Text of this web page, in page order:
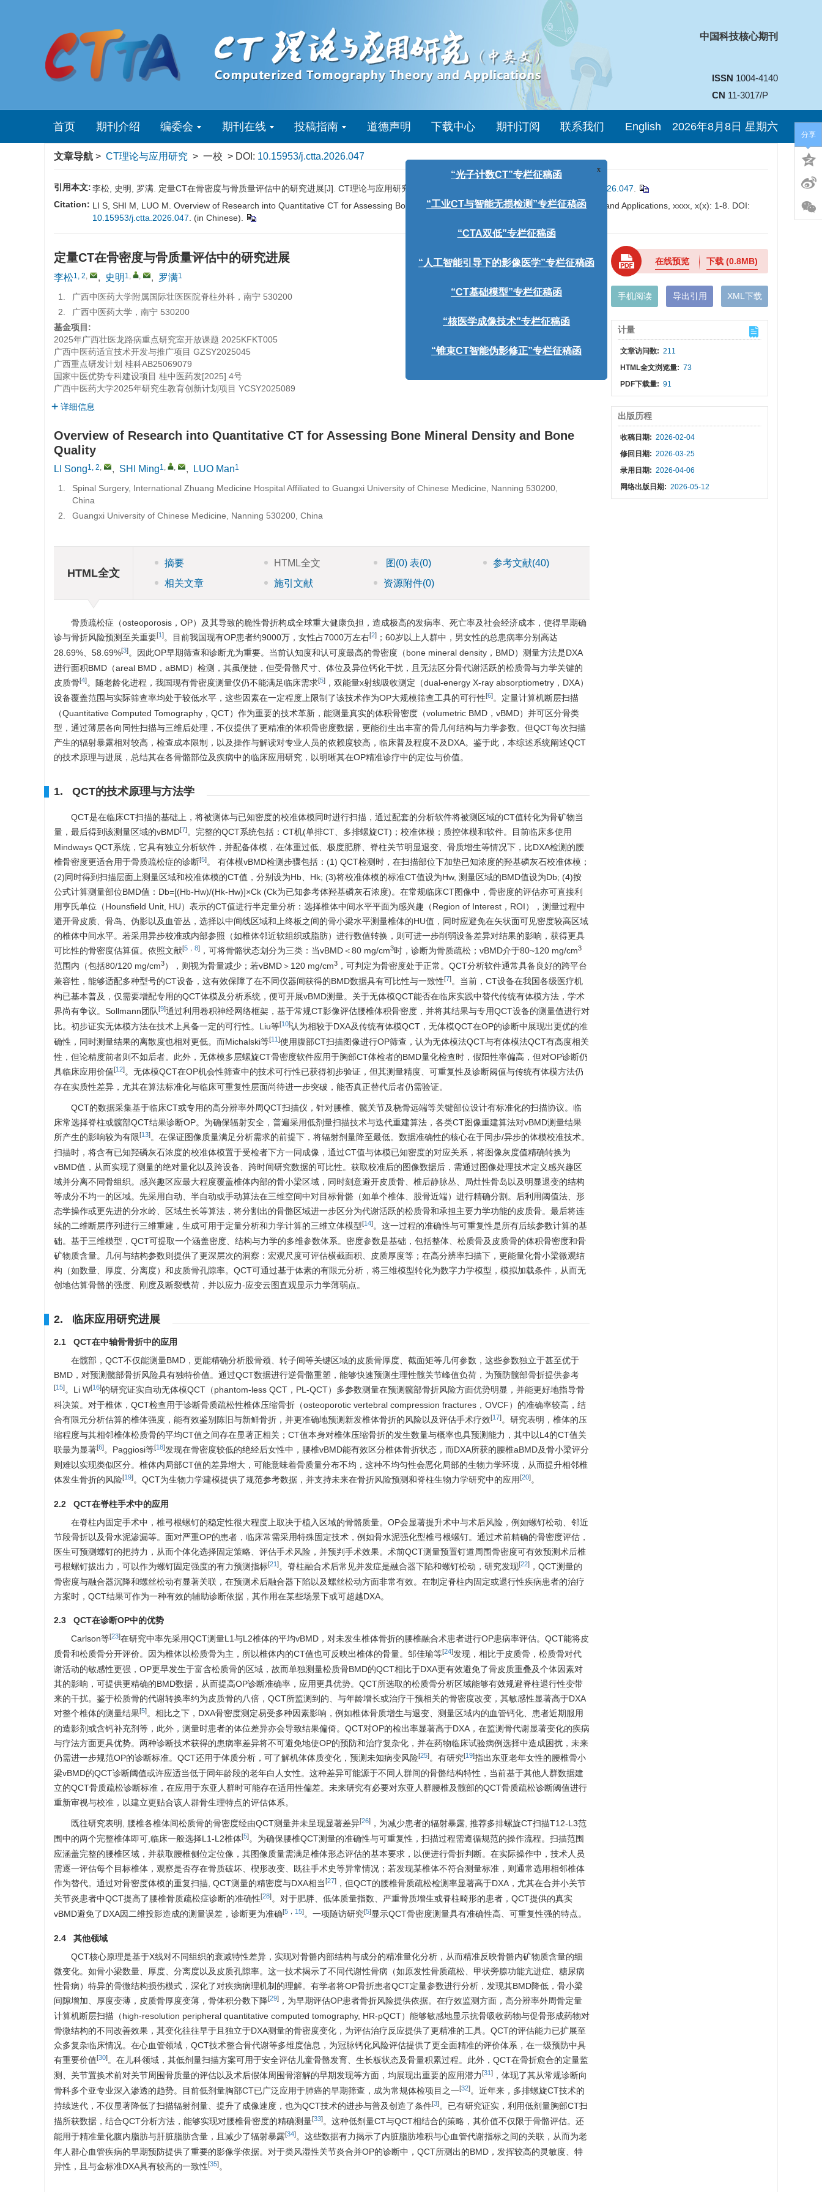
中国科技核心期刊
ISSN 1004-4140
CN 11-3017/P
首页 期刊介绍 编委会 期刊在线 投稿指南 道德声明 下载中心 期刊订阅 联系我们 English 2026年8月8日 星期六
文章导航 > CT理论与应用研究 > 一校 > DOI: 10.15953/j.ctta.2026.047
引用本文:李松, 史明, 罗满. 定量CT在骨密度与骨质量评估中的研究进展[J]. CT理论与应用研究（中英文）, xxxx, x(x): 1-8. DOI: 10.15953/j.ctta.2026.047
Citation: LI S, SHI M, LUO M. Overview of Research into Quantitative CT for Assessing Bone Mineral Density and Bone Quality[J]. CT Theory and Applications, xxxx, x(x): 1-8. DOI:
10.15953/j.ctta.2026.047 . (in Chinese).
定量CT在骨密度与骨质量评估中的研究进展
李松1, 2, , 史明 1, , , 罗满1
1.
广西中医药大学附属国际壮医医院脊柱外科，南宁 530200
2.
广西中医药大学，南宁 530200
基金项目:
2025年广西壮医龙路病重点研究室开放课题 2025KFKT005
广西中医药适宜技术开发与推广项目 GZSY2025045
广西重点研发计划 桂科AB25069079
国家中医优势专科建设项目 桂中医药发[2025] 4号
广西中医药大学2025年研究生教育创新计划项目 YCSY2025089
详细信息
Overview of Research into Quantitative CT for Assessing Bone Mineral Density and Bone
Quality
LI Song1, 2, , SHI Ming1, , , LUO Man1
1.
Spinal Surgery, International Zhuang Medicine Hospital Affiliated to Guangxi University of Chinese Medicine, Nanning 530200,
China
2.
Guangxi University of Chinese Medicine, Nanning 530200, China
HTML全文
摘要 HTML全文 图 (0) 表(0) 参考文献(40)
相关文章
施引文献 资源附件(0)
骨质疏松症（osteoporosis，OP）及其导致的脆性骨折构成全球重大健康负担，造成极高的发病率、死亡率及社会经济成本，使得早期确
诊与骨折风险预测至关重要[1]。目前我国现有OP患者约9000万，女性占7000万左右[2] ；60岁以上人群中，男女性的总患病率分别高达
28.69%、58.69%[3]。因此OP早期筛查和诊断尤为重要。当前认知度和认可度最高的骨密度（bone mineral density，BMD）测量方法是DXA
进行面积BMD（areal BMD，aBMD）检测，其虽便捷，但受骨骼尺寸、体位及异位钙化干扰，且无法区分骨代谢活跃的松质骨与力学关键的
皮质骨[4]。随老龄化进程，我国现有骨密度测量仪仍不能满足临床需求[5] ，双能量x射线吸收测定（dual-energy X-ray absorptiometry，DXA）
设备覆盖范围与实际筛查率均处于较低水平，这些因素在一定程度上限制了该技术作为OP大规模筛查工具的可行性[6]。定量计算机断层扫描
（Quantitative Computed Tomography，QCT）作为重要的技术革新，能测量真实的体积骨密度（volumetric BMD，vBMD）并可区分骨类
型，通过薄层各向同性扫描与三维后处理，不仅提供了更精准的体积骨密度数据，更能衍生出丰富的骨几何结构与力学参数。但QCT每次扫描
产生的辐射暴露相对较高，检查成本限制，以及操作与解读对专业人员的依赖度较高，临床普及程度不及DXA。鉴于此，本综述系统阐述QCT
的技术原理与进展，总结其在各骨骼部位及疾病中的临床应用研究，以明晰其在OP精准诊疗中的定位与价值。
1. QCT的技术原理与方法学
QCT是在临床CT扫描的基础上，将被测体与已知密度的校准体模同时进行扫描，通过配套的分析软件将被测区域的CT值转化为骨矿物当
量，最后得到该测量区域的vBMD[7]。完整的QCT系统包括：CT机(单排CT、多排螺旋CT)；校准体模；质控体模和软件。目前临床多使用
Mindways QCT系统，它具有独立分析软件，并配备体模，在体重过低、极度肥胖、脊柱关节明显退变、骨质增生等情况下，比DXA检测的腰
椎骨密度更适合用于骨质疏松症的诊断[5]。 有体模vBMD检测步骤包括：(1) QCT检测时，在扫描部位下加垫已知浓度的羟基磷灰石校准体模；
(2)同时得到扫描层面上测量区域和校准体模的CT值，分别设为Hb、Hk; (3)将校准体模的标准CT值设为Hw, 测量区域的BMD值设为Db; (4)按
公式计算测量部位BMD值：Db=[(Hb-Hw)/(Hk-Hw)]×Ck (Ck为已知参考体羟基磷灰石浓度)。在常规临床CT图像中，骨密度的评估亦可直接利
用亨氏单位（Hounsfield Unit, HU）表示的CT值进行半定量分析：选择椎体中间水平平面为感兴趣（Region of Interest，ROI），测量过程中
避开骨皮质、骨岛、伪影以及血管丛，选择以中间线区域和上终板之间的骨小梁水平测量椎体的HU值，同时应避免在矢状面可见密度较高区域
的椎体中间水平。若采用异步校准或内部参照（如椎体邻近软组织或脂肪）进行数值转换，则可进一步削弱设备差异对结果的影响，获得更具
可比性的骨密度估算值。依照文献[5 ， 8] ，可将骨骼状态划分为三类：当vBMD＜80 mg/cm3时，诊断为骨质疏松；vBMD介于80~120 mg/cm3
范围内（包括80/120 mg/cm3），则视为骨量减少；若vBMD＞120 mg/cm3 ，可判定为骨密度处于正常。QCT分析软件通常具备良好的跨平台
兼容性，能够适配多种型号的CT设备，这有效保障了在不同仪器间获得的BMD数据具有可比性与一致性[7]。当前，CT设备在我国各级医疗机
构已基本普及，仅需要增配专用的QCT体模及分析系统，便可开展vBMD测量。关于无体模QCT能否在临床实践中替代传统有体模方法，学术
界尚有争议。Sollmann团队[9]通过利用卷积神经网络框架，基于常规CT影像评估腰椎体积骨密度，并将其结果与专用QCT设备的测量值进行对
比。初步证实无体模方法在技术上具备一定的可行性。Liu等[10]认为相较于DXA及传统有体模QCT，无体模QCT在OP的诊断中展现出更优的准
确性，同时测量结果的离散度也相对更低。而Michalski等[11]使用腹部CT扫描图像进行OP筛查，认为无体模法QCT与有体模法QCT有高度相关
性，但论精度前者则不如后者。此外，无体模多层螺旋CT骨密度软件应用于胸部CT体检者的BMD量化检查时，假阳性率偏高，但对OP诊断仍
具临床应用价值[12]。无体模QCT在OP机会性筛查中的技术可行性已获得初步验证，但其测量精度、可重复性及诊断阈值与传统有体模方法仍
存在实质性差异，尤其在算法标准化与临床可重复性层面尚待进一步突破，能否真正替代后者仍需验证。
QCT的数据采集基于临床CT或专用的高分辨率外周QCT扫描仪，针对腰椎、髋关节及桡骨远端等关键部位设计有标准化的扫描协议。临
床常选择脊柱或髋部QCT结果诊断OP。为确保辐射安全，普遍采用低剂量扫描技术与迭代重建算法，各类CT图像重建算法对vBMD测量结果
所产生的影响较为有限[13]。在保证图像质量满足分析需求的前提下，将辐射剂量降至最低。数据准确性的核心在于同步/异步的体模校准技术。
扫描时，将含有已知羟磷灰石浓度的校准体模置于受检者下方一同成像，通过CT值与体模已知密度的对应关系，将图像灰度值精确转换为
vBMD值，从而实现了测量的绝对量化以及跨设备、跨时间研究数据的可比性。获取校准后的图像数据后，需通过图像处理技术定义感兴趣区
域并分离不同骨组织。感兴趣区应最大程度覆盖椎体内部的骨小梁区域，同时刻意避开皮质骨、椎后静脉丛、局灶性骨岛以及明显退变的结构
等成分不均一的区域。先采用自动、半自动或手动算法在三维空间中对目标骨骼（如单个椎体、股骨近端）进行精确分割。后利用阈值法、形
态学操作或更先进的分水岭、区域生长等算法，将分割出的骨骼区域进一步区分为代谢活跃的松质骨和承担主要力学功能的皮质骨。最后将连
续的二维断层序列进行三维重建，生成可用于定量分析和力学计算的三维立体模型[14]。这一过程的准确性与可重复性是所有后续参数计算的基
础。基于三维模型，QCT可提取一个涵盖密度、结构与力学的多维参数体系。密度参数是基础，包括整体、松质骨及皮质骨的体积骨密度和骨
矿物质含量。几何与结构参数则提供了更深层次的洞察：宏观尺度可评估横截面积、皮质厚度等；在高分辨率扫描下，更能量化骨小梁微观结
构（如数量、厚度、分离度）和皮质骨孔隙率。QCT可通过基于体素的有限元分析，将三维模型转化为数字力学模型，模拟加载条件，从而无
创地估算骨骼的强度、刚度及断裂载荷，并以应力-应变云图直观显示力学薄弱点。
2. 临床应用研究进展
2.1 QCT在中轴骨骨折中的应用
在髋部，QCT不仅能测量BMD，更能精确分析股骨颈、转子间等关键区域的皮质骨厚度、截面矩等几何参数，这些参数独立于甚至优于
BMD，对预测髋部骨折风险具有独特价值。通过QCT数据进行逆骨骼重塑，能够快速预测生理性髋关节峰值负荷，为预防髋部骨折提供参考
[15]。Li W[16]的研究证实自动无体模QCT（phantom-less QCT，PL-QCT）多参数测量在预测髋部骨折风险方面优势明显，并能更好地指导骨
科决策。对于椎体，QCT检查用于诊断骨质疏松性椎体压缩骨折（osteoporotic vertebral compression fractures，OVCF）的准确率较高，结
合有限元分析估算的椎体强度，能有效鉴别陈旧与新鲜骨折，并更准确地预测新发椎体骨折的风险以及评估手术疗效[17]。研究表明，椎体的压
缩程度与其相邻椎体松质骨的平均CT值之间存在显著正相关；CT值本身对椎体压缩骨折的发生数量与概率也具预测能力，其中以L4的CT值关
联最为显著[6]。Paggiosi等[18]发现在骨密度较低的绝经后女性中，腰椎vBMD能有效区分椎体骨折状态，而DXA所获的腰椎aBMD及骨小梁评分
则难以实现类似区分。椎体内局部CT值的差异增大，可能意味着骨质量分布不均，这种不均匀性会恶化局部的生物力学环境，从而提升相邻椎
体发生骨折的风险[19]。QCT为生物力学建模提供了规范参考数据，并支持未来在骨折风险预测和脊柱生物力学研究中的应用[20]。
2.2 QCT在脊柱手术中的应用
在脊柱内固定手术中，椎弓根螺钉的稳定性很大程度上取决于植入区域的骨骼质量。OP会显著提升术中与术后风险，例如螺钉松动、邻近
节段骨折以及骨水泥渗漏等。面对严重OP的患者，临床常需采用特殊固定技术，例如骨水泥强化型椎弓根螺钉。通过术前精确的骨密度评估，
医生可预测螺钉的把持力，从而个体化选择固定策略、评估手术风险，并预判手术效果。术前QCT测量预置钉道周围骨密度可有效预测术后椎
弓根螺钉拔出力，可以作为螺钉固定强度的有力预测指标[21]。脊柱融合术后常见并发症是融合器下陷和螺钉松动，研究发现[22] ，QCT测量的
骨密度与融合器沉降和螺丝松动有显著关联，在预测术后融合器下陷以及螺丝松动方面非常有效。在制定脊柱内固定或退行性疾病患者的治疗
方案时，QCT结果可作为一种有效的辅助诊断依据，其作用在某些场景下或可超越DXA。
2.3 QCT在诊断OP中的优势
Carlson等[23]在研究中率先采用QCT测量L1与L2椎体的平均vBMD，对未发生椎体骨折的腰椎融合术患者进行OP患病率评估。QCT能将皮
质骨和松质骨分开评价。因为椎体以松质骨为主，所以椎体内的CT值也可反映出椎体的骨量。邹佳瑜等[24]发现，相比于皮质骨，松质骨对代
谢活动的敏感性更强，OP更早发生于富含松质骨的区域，故而单独测量松质骨BMD的QCT相比于DXA更有效避免了骨皮质重叠及个体因素对
其的影响，可提供更精确的BMD数据，从而提高OP诊断准确率，应用更具优势。QCT所选取的松质骨分析区域能够有效规避脊柱退行性变带
来的干扰。鉴于松质骨的代谢转换率约为皮质骨的八倍，QCT所监测到的、与年龄增长或治疗干预相关的骨密度改变，其敏感性显著高于DXA
对整个椎体的测量结果[5]。相比之下，DXA骨密度测定易受多种因素影响，例如椎体骨质增生与退变、测量区域内的血管钙化、患者近期服用
的造影剂或含钙补充剂等，此外，测量时患者的体位差异亦会导致结果偏倚。QCT对OP的检出率显著高于DXA，在监测骨代谢显著变化的疾病
与疗法方面更具优势。两种诊断技术获得的患病率差异将不可避免地使OP的预防和治疗复杂化，并在药物临床试验病例选择中造成困扰，未来
仍需进一步规范OP的诊断标准。QCT还用于体质分析，可了解机体体质变化，预测未知病变风险[25]。有研究[19]指出东亚老年女性的腰椎骨小
梁vBMD的QCT诊断阈值或许应适当低于同年龄段的老年白人女性。这种差异可能源于不同人群间的骨骼结构特性，当前基于其他人群数据建
立的QCT骨质疏松诊断标准，在应用于东亚人群时可能存在适用性偏差。未来研究有必要对东亚人群腰椎及髋部的QCT骨质疏松诊断阈值进行
重新审视与校准，以建立更贴合该人群骨生理特点的评估体系。
既往研究表明, 腰椎各椎体间松质骨的骨密度经由QCT测量并未呈现显著差异[26] ，为减少患者的辐射暴露, 推荐多排螺旋CT扫描T12-L3范
围中的两个完整椎体即可,临床一般选择L1-L2椎体[5]。为确保腰椎QCT测量的准确性与可重复性，扫描过程需遵循规范的操作流程。扫描范围
应涵盖完整的腰椎区域，并获取腰椎侧位定位像，其图像质量需满足椎体形态评估的基本要求，以便进行骨折判断。在实际操作中，技术人员
需逐一评估每个目标椎体，观察是否存在骨质破坏、楔形改变、既往手术史等异常情况；若发现某椎体不符合测量标准，则通常选用相邻椎体
作为替代。通过对骨密度体模的重复扫描, QCT测量的精密度与DXA相当[27] ，但QCT的腰椎骨质疏松检测率显著高于DXA，尤其在合并小关节
关节炎患者中QCT提高了腰椎骨质疏松症诊断的准确性[28]。对于肥胖、低体质量指数、严重骨质增生或脊柱畸形的患者，QCT提供的真实
vBMD避免了DXA因二维投影造成的测量误差，诊断更为准确[5 ， 15]。一项随访研究[5]显示QCT骨密度测量具有准确性高、可重复性强的特点。
2.4 其他领域
QCT核心原理是基于X线对不同组织的衰减特性差异，实现对骨骼内部结构与成分的精准量化分析，从而精准反映骨骼内矿物质含量的细
微变化。如骨小梁数量、厚度、分离度以及皮质孔隙率。这一技术揭示了不同代谢性骨病（如原发性骨质疏松、甲状旁腺功能亢进症、糖尿病
性骨病）特异的骨微结构损伤模式，深化了对疾病病理机制的理解。有学者将OP骨折患者QCT定量参数进行分析，发现其BMD降低，骨小梁
间隙增加、厚度变薄，皮质骨厚度变薄，骨体积分数下降[29] ，为早期评估OP患者骨折风险提供依据。在疗效监测方面，高分辨率外周骨定量
计算机断层扫描（high-resolution peripheral quantitative computed tomography, HR-pQCT）能够敏感地显示抗骨吸收药物与促骨形成药物对
骨微结构的不同改善效果，其变化往往早于且独立于DXA测量的骨密度变化，为评估治疗反应提供了更精准的工具。QCT的评估能力已扩展至
众多复杂临床情况。在心血管领域，QCT技术整合骨代谢等多维度信息，为冠脉钙化风险评估提供了更全面精准的评价体系，在一级预防中具
有重要价值[30]。在儿科领域，其低剂量扫描方案可用于安全评估儿童骨骼发育、生长板状态及骨量积累过程。此外，QCT在骨折愈合的定量监
测、关节置换术前对关节周围骨质量的评估以及术后假体周围骨溶解的早期发现等方面，均展现出重要的应用潜力[31] ，体现了其从常规诊断向
骨科多个亚专业深入渗透的趋势。目前低剂量胸部CT已广泛应用于肺癌的早期筛查，成为常规体检项目之一[32]。近年来，多排螺旋CT技术的
持续迭代，不仅显著降低了扫描辐射剂量、提升了成像速度，也为QCT技术的进步与普及创造了条件[3]。已有研究证实，利用低剂量胸部CT扫
描所获数据，结合QCT分析方法，能够实现对腰椎骨密度的精确测量[33]。这种低剂量CT与QCT相结合的策略，其价值不仅限于骨骼评估。还
能用于精准量化腹内脂肪与肝脏脂肪含量，且减少了辐射暴露[34]。这些数据有力揭示了内脏脂肪堆积与心血管代谢指标之间的关联，从而为老
年人群心血管疾病的早期预防提供了重要的影像学依据。对于类风湿性关节炎合并OP的诊断中，QCT所测出的BMD，发挥较高的灵敏度、特
异性，且与金标准DXA具有较高的一致性[35]。
在线预览 下载(0.8MB)
手机阅读 导出引用 XML下载
计量
文章访问数: 211
HTML全文浏览量: 73
PDF下载量: 91
出版历程
收稿日期: 2026-02-04
修回日期: 2026-03-25
录用日期: 2026-04-06
网络出版日期: 2026-05-12
分享
x
“光子计数CT”专栏征稿函
“工业CT与智能无损检测”专栏征稿函